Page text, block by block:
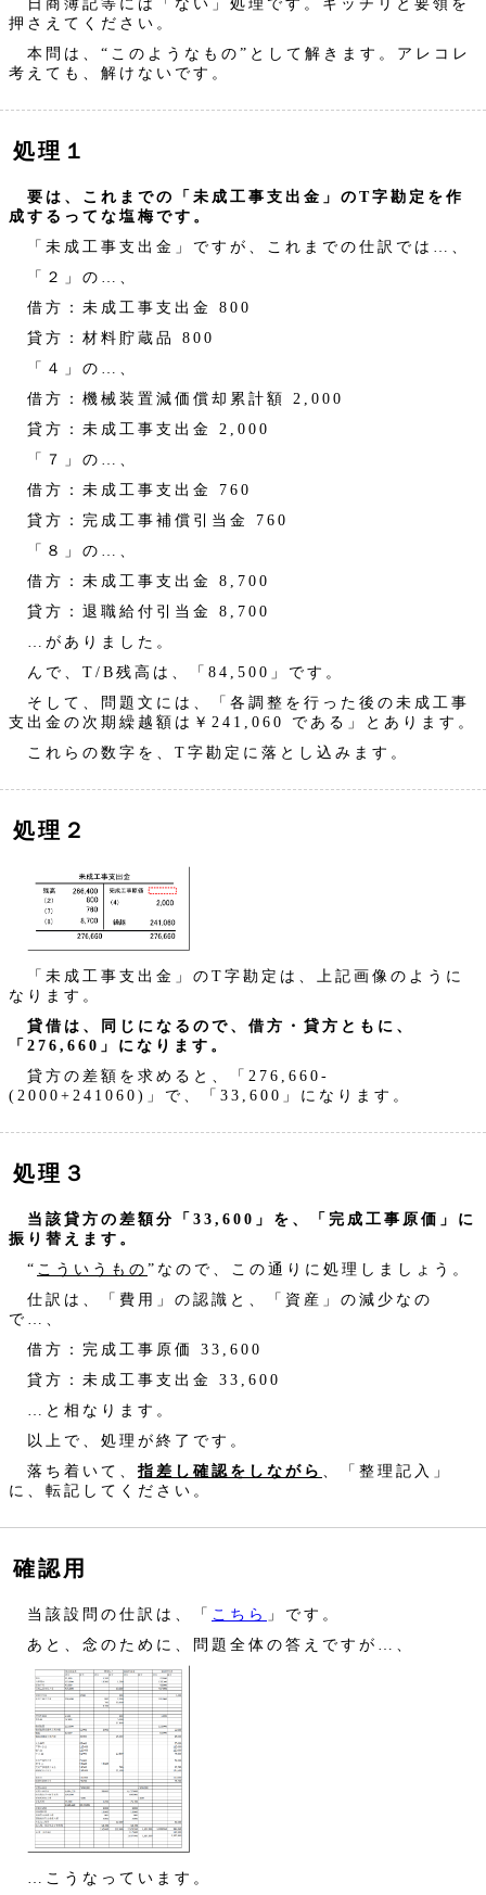
押さえてください。
本問は、“このようなもの”として解きます。アレコレ
考えても、解けないです。
処理１
要は、これまでの「未成工事支出金」のT字勘定を作
成するってな塩梅です。
「未成工事支出金」ですが、これまでの仕訳では…、
「２」の…、
借方：未成工事支出金 800
貸方：材料貯蔵品 800
「４」の…、
借方：機械装置減価償却累計額 2,000
貸方：未成工事支出金 2,000
「７」の…、
借方：未成工事支出金 760
貸方：完成工事補償引当金 760
「８」の…、
借方：未成工事支出金 8,700
貸方：退職給付引当金 8,700
…がありました。
んで、T/B残高は、「84,500」です。
そして、問題文には、「各調整を行った後の未成工事
支出金の次期繰越額は￥241,060 である」とあります。
これらの数字を、T字勘定に落とし込みます。
処理２
「未成工事支出金」のT字勘定は、上記画像のように
なります。
貸借は、同じになるので、借方・貸方ともに、
「276,660」になります。
貸方の差額を求めると、「276,660-
(2000+241060)」で、「33,600」になります。
処理３
当該貸方の差額分「33,600」を、「完成工事原価」に
振り替えます。
“ こういうもの”なので、この通りに処理しましょう。
仕訳は、「費用」の認識と、「資産」の減少なの
で…、
借方：完成工事原価 33,600
貸方：未成工事支出金 33,600
…と相なります。
以上で、処理が終了です。
落ち着いて、 指差し確認をしながら
、「整理記入」
に、転記してください。
確認用
当該設問の仕訳は、「 こちら
」です。
あと、念のために、問題全体の答えですが…、
…こうなっています。